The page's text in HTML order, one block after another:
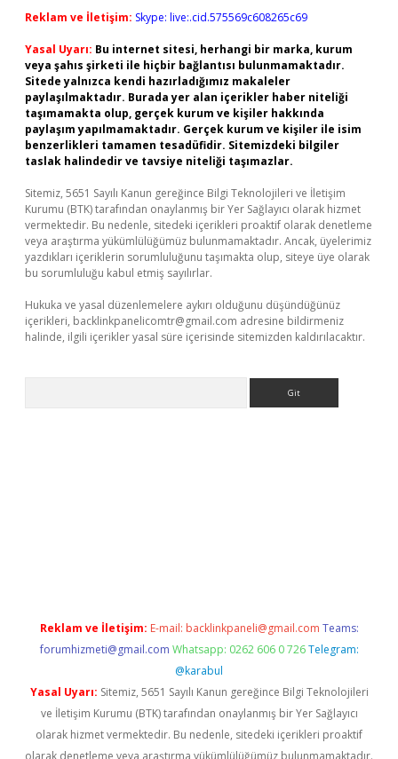
Reklam ve İletişim: Skype: live:.cid.575569c608265c69
Yasal Uyarı: Bu internet sitesi, herhangi bir marka, kurum
veya şahıs şirketi ile hiçbir bağlantısı bulunmamaktadır.
Sitede yalnızca kendi hazırladığımız makaleler
paylaşılmaktadır. Burada yer alan içerikler haber niteliği
taşımamakta olup, gerçek kurum ve kişiler hakkında
paylaşım yapılmamaktadır. Gerçek kurum ve kişiler ile isim
benzerlikleri tamamen tesadüfidir. Sitemizdeki bilgiler
taslak halindedir ve tavsiye niteliği taşımazlar.
Sitemiz, 5651 Sayılı Kanun gereğince Bilgi Teknolojileri ve İletişim
Kurumu (BTK) tarafından onaylanmış bir Yer Sağlayıcı olarak hizmet
vermektedir. Bu nedenle, sitedeki içerikleri proaktif olarak denetleme
veya araştırma yükümlülüğümüz bulunmamaktadır. Ancak, üyelerimiz
yazdıkları içeriklerin sorumluluğunu taşımakta olup, siteye üye olarak
bu sorumluluğu kabul etmiş sayılırlar.
Hukuka ve yasal düzenlemelere aykırı olduğunu düşündüğünüz
içerikleri, backlinkpanelicomtr@gmail.com adresine bildirmeniz
halinde, ilgili içerikler yasal süre içerisinde sitemizden kaldırılacaktır.
Reklam ve İletişim: E-mail: backlinkpaneli@gmail.com Teams:
forumhizmeti@gmail.com Whatsapp: 0262 606 0 726 Telegram:
@karabul
Yasal Uyarı: Sitemiz, 5651 Sayılı Kanun gereğince Bilgi Teknolojileri
ve İletişim Kurumu (BTK) tarafından onaylanmış bir Yer Sağlayıcı
olarak hizmet vermektedir. Bu nedenle, sitedeki içerikleri proaktif
olarak denetleme veya araştırma yükümlülüğümüz bulunmamaktadır.